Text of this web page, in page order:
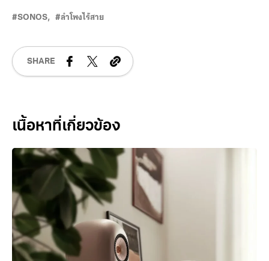
SONOS ลำโพงไร้สาย
SHARE
Related Posts